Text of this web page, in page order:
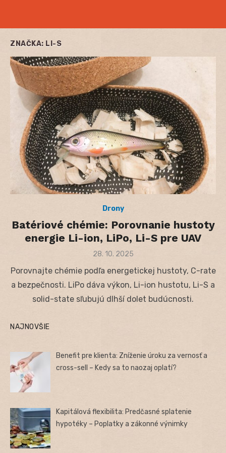
ZNAČKA: LI-S
Drony
Batériové chémie: Porovnanie hustoty
energie Li-ion, LiPo, Li-S pre UAV
Posted
28. 10. 2025
Porovnajte chémie podľa energetickej hustoty, C-rate
a bezpečnosti. LiPo dáva výkon, Li-ion hustotu, Li-S a
solid-state sľubujú dlhší dolet budúcnosti.
NAJNOVŠIE
Benefit pre klienta: Zníženie úroku za vernosť a
cross-sell – Kedy sa to naozaj oplatí?
Kapitálová flexibilita: Predčasné splatenie
hypotéky – Poplatky a zákonné výnimky